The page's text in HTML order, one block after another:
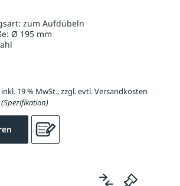
zum Aufdübeln
Ø 195 mm
19 % MwSt., zzgl. evtl. Versandkosten